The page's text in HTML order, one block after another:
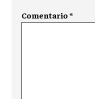
Comentario*